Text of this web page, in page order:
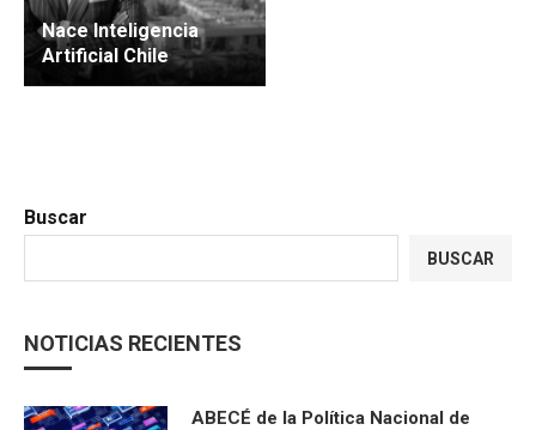
Nace Inteligencia
Artificial Chile
Buscar
BUSCAR
NOTICIAS RECIENTES
ABECÉ de la Política Nacional de